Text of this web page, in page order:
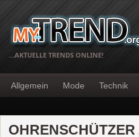
…AKTUELLE TRENDS ONLINE!
Allgemein Mode Technik